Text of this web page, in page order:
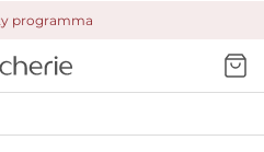
programma
& retour
veilig betalen